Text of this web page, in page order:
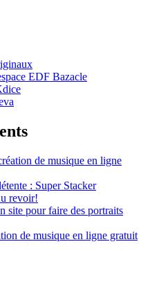
EDF Bazacle
de musique en ligne
: Super Stacker
revoir!
site pour faire des portraits
de musique en ligne gratuit